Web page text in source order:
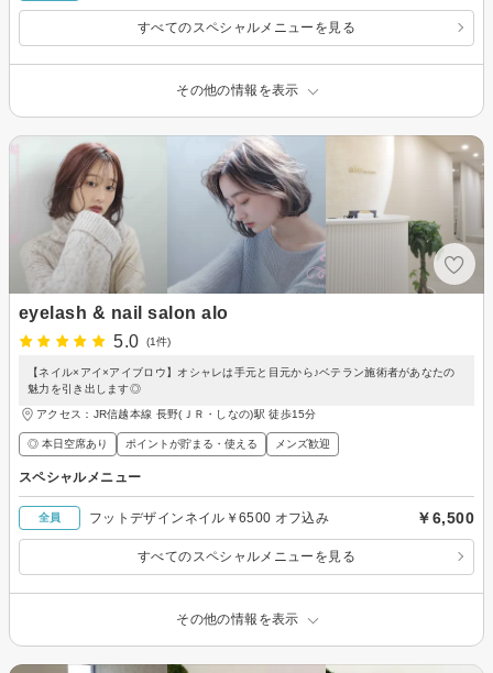
すべてのスペシャルメニューを見る
その他の情報を表示
eyelash & nail salon alo
5.0
(1件)
【ネイル×アイ×アイブロウ】オシャレは手元と目元から♪ベテラン施術者があなたの
魅力を引き出します◎
アクセス：JR信越本線 長野(ＪＲ・しなの)駅 徒歩15分
◎ 本日空席あり ポイントが貯まる・使える メンズ歓迎
スペシャルメニュー
全員 フットデザインネイル￥6500 オフ込み ￥6,500
すべてのスペシャルメニューを見る
その他の情報を表示